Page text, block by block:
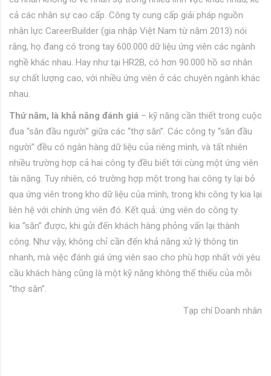
cả các nhân sự cao cấp. Công ty cung cấp giải pháp nguồn
nhân lực CareerBuilder (gia nhập Việt Nam từ năm 2013) nói
rằng, họ đang có trong tay 600.000 dữ liệu ứng viên các ngành
nghề khác nhau. Hay như tại HR2B, có hơn 90.000 hồ sơ nhân
sự chất lượng cao, với nhiều ứng viên ở các chuyên ngành khác
nhau.
Thứ năm, là khả năng đánh giá – kỹ năng cần thiết trong cuộc
đua “săn đầu người” giữa các “thợ săn”. Các công ty “săn đầu
người” đều có ngân hàng dữ liệu của riêng mình, và tất nhiên
nhiều trường hợp cả hai công ty đều biết tới cùng một ứng viên
tài năng. Tuy nhiên, có trường hợp một trong hai công ty lại bỏ
qua ứng viên trong kho dữ liệu của mình, trong khi công ty kia lại
liên hệ với chính ứng viên đó. Kết quả: ứng viên do công ty
kia “săn” được, khi gửi đến khách hàng phỏng vấn lại thành
công. Như vậy, không chỉ cần đến khả năng xử lý thông tin
nhanh, mà việc đánh giá ứng viên sao cho phù hợp nhất với yêu
cầu khách hàng cũng là một kỹ năng không thể thiếu của mỗi
“thợ săn”.
Tạp chí Doanh nhân